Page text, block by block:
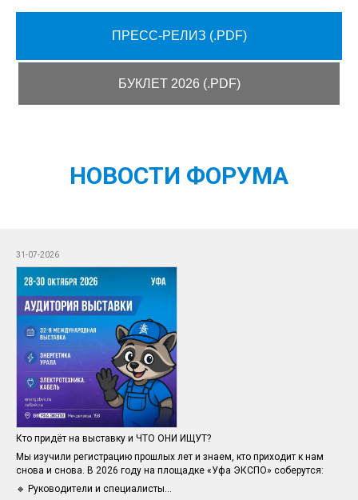
ПРЕСС-РЕЛИЗ (.PDF)
БУКЛЕТ 2026 (.PDF)
НОВОСТИ ФОРУМА
31-07-2026
Кто придёт на выставку и ЧТО ОНИ ИЩУТ?
Мы изучили регистрацию прошлых лет и знаем, кто приходит к нам
снова и снова. В 2026 году на площадке «Уфа ЭКСПО» соберутся:
🔹 Руководители и специалисты...